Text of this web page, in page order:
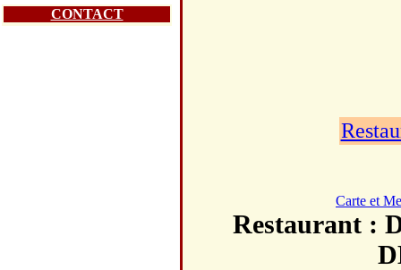
CONTACT
Carte et
Restaurant :